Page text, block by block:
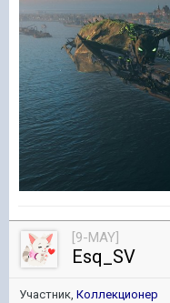
[9-MAY]
Esq_SV
Участник, Коллекционер